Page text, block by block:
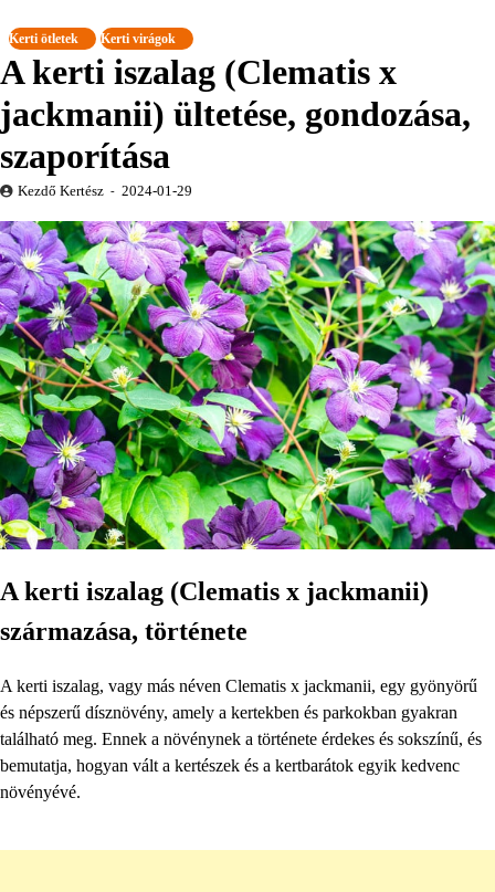
Kerti ötletek Kerti virágok
A kerti iszalag (Clematis x
jackmanii) ültetése, gondozása,
szaporítása
Kezdő Kertész 2024-01-29
A kerti iszalag (Clematis x jackmanii)
származása, története
A kerti iszalag, vagy más néven Clematis x jackmanii, egy gyönyörű
és népszerű dísznövény, amely a kertekben és parkokban gyakran
található meg. Ennek a növénynek a története érdekes és sokszínű, és
bemutatja, hogyan vált a kertészek és a kertbarátok egyik kedvenc
növényévé.